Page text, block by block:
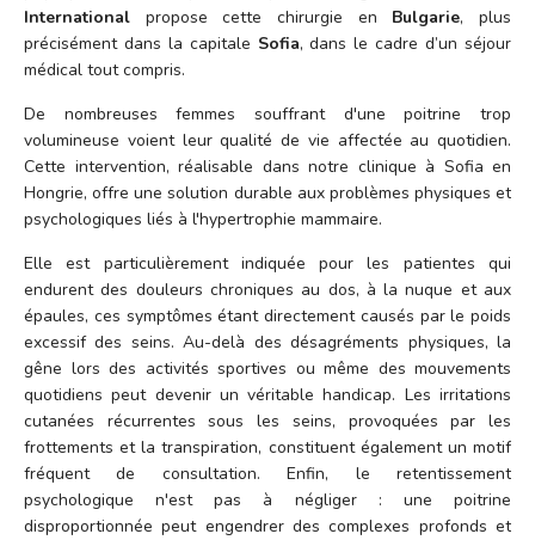
International propose cette chirurgie en Bulgarie, plus
précisément dans la capitale Sofia, dans le cadre d’un séjour
médical tout compris.
De nombreuses femmes souffrant d'une poitrine trop
volumineuse voient leur qualité de vie affectée au quotidien.
Cette intervention, réalisable dans notre clinique à Sofia en
Hongrie, offre une solution durable aux problèmes physiques et
psychologiques liés à l'hypertrophie mammaire.
Elle est particulièrement indiquée pour les patientes qui
endurent des douleurs chroniques au dos, à la nuque et aux
épaules, ces symptômes étant directement causés par le poids
excessif des seins. Au-delà des désagréments physiques, la
gêne lors des activités sportives ou même des mouvements
quotidiens peut devenir un véritable handicap. Les irritations
cutanées récurrentes sous les seins, provoquées par les
frottements et la transpiration, constituent également un motif
fréquent de consultation. Enfin, le retentissement
psychologique n'est pas à négliger : une poitrine
disproportionnée peut engendrer des complexes profonds et